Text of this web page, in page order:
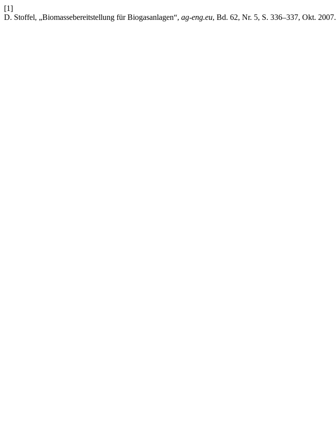
[1]
D. Stoffel, „Biomassebereitstellung für Biogasanlagen“, ag-eng.eu, Bd. 62, Nr. 5, S. 336–337, Okt. 2007.